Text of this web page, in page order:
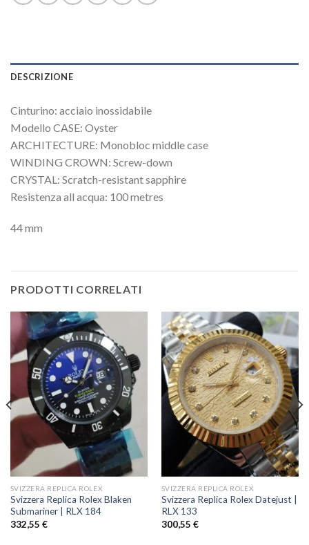
DESCRIZIONE
Cinturino: acciaio inossidabile
Modello CASE: Oyster
ARCHITECTURE: Monobloc middle case
WINDING CROWN: Screw-down
CRYSTAL: Scratch-resistant sapphire
Resistenza all acqua: 100 metres
44 mm
PRODOTTI CORRELATI
SVIZZERA REPLICA ROLEX
Svizzera Replica Rolex Blaken
Submariner | RLX 184
332,55 €
SVIZZERA REPLICA ROLEX
Svizzera Replica Rolex Datejust |
RLX 133
300,55 €